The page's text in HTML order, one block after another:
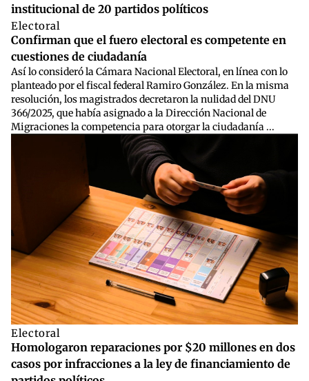
institucional de 20 partidos políticos
Electoral
Confirman que el fuero electoral es competente en
cuestiones de ciudadanía
Así lo consideró la Cámara Nacional Electoral, en línea con lo
planteado por el fiscal federal Ramiro González. En la misma
resolución, los magistrados decretaron la nulidad del DNU
366/2025, que había asignado a la Dirección Nacional de
Migraciones la competencia para otorgar la ciudadanía ...
Electoral
Homologaron reparaciones por $20 millones en dos
casos por infracciones a la ley de financiamiento de